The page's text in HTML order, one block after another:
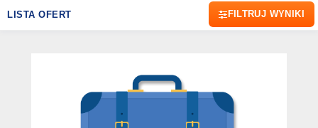
LISTA OFERT FILTRUJ WYNIKI